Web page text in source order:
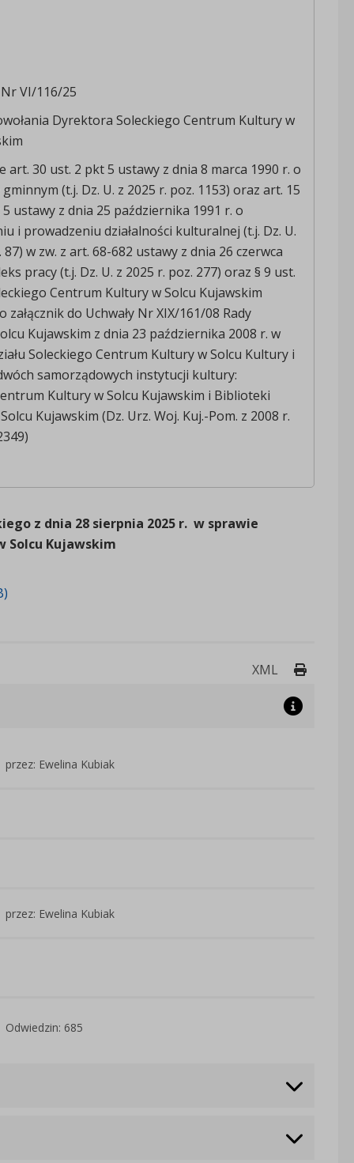
VI/116/25
Dyrektora Soleckiego Centrum Kultury w
art. 30 ust. 2 pkt 5 ustawy z dnia 8 marca 1990 r. o
(t.j. Dz. U. z 2025 r. poz. 1153) oraz art. 15
ustawy z dnia 25 października 1991 r. o
i prowadzeniu działalności kulturalnej (t.j. Dz. U.
87) w zw. z art. 68-682 ustawy z dnia 26 czerwca
pracy (t.j. Dz. U. z 2025 r. poz. 277) oraz § 9 ust.
Centrum Kultury w Solcu Kujawskim
załącznik do Uchwały Nr XIX/161/08 Rady
Kujawskim z dnia 23 października 2008 r. w
Soleckiego Centrum Kultury w Solcu Kultury i
samorządowych instytucji kultury:
Kultury w Solcu Kujawskim i Biblioteki
Kujawskim (Dz. Urz. Woj. Kuj.-Pom. z 2008 r.
z dnia 28 sierpnia 2025 r. w sprawie
Solcu Kujawskim
XML Drukuj
przez: Ewelina Kubiak
przez: Ewelina Kubiak
Odwiedzin: 685